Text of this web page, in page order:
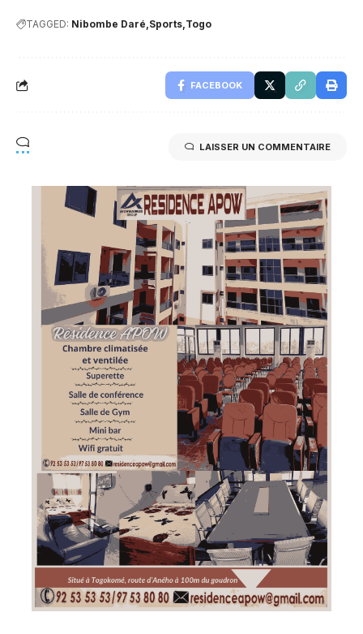
TAGGED: Nibombe Daré Sports Togo
FACEBOOK
LAISSER UN COMMENTAIRE